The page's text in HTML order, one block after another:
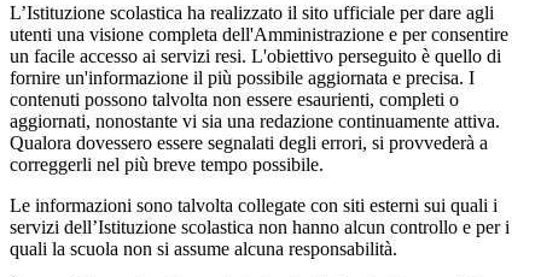
L’Istituzione scolastica ha realizzato il sito ufficiale per dare agli
utenti una visione completa dell'Amministrazione e per consentire
un facile accesso ai servizi resi. L'obiettivo perseguito è quello di
fornire un'informazione il più possibile aggiornata e precisa. I
contenuti possono talvolta non essere esaurienti, completi o
aggiornati, nonostante vi sia una redazione continuamente attiva.
Qualora dovessero essere segnalati degli errori, si provvederà a
correggerli nel più breve tempo possibile.
Le informazioni sono talvolta collegate con siti esterni sui quali i
servizi dell’Istituzione scolastica non hanno alcun controllo e per i
quali la scuola non si assume alcuna responsabilità.